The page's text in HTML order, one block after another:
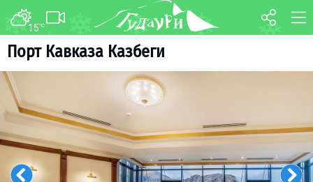
15°C
Порт Кавказа Казбеги
ФОРУМ
О курорте
Ски-пасс
Инструкторы
Прокат